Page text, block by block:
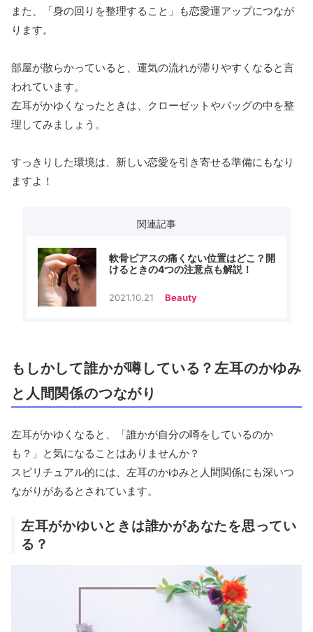
また、「身の回りを整理すること」も恋愛運アップにつなが
ります。
部屋が散らかっていると、運気の流れが滞りやすくなると言
われています。
左耳がかゆくなったときは、クローゼットやバッグの中を整
理してみましょう。
すっきりした環境は、新しい恋愛を引き寄せる準備にもなり
ますよ！
関連記事
軟骨ピアスの痛くない位置はどこ？開
けるときの4つの注意点も解説！
2021.10.21 Beauty
もしかして誰かが噂している？左耳のかゆみ
と人間関係のつながり
左耳がかゆくなると、「誰かが自分の噂をしているのか
も？」と気になることはありませんか？
スピリチュアル的には、左耳のかゆみと人間関係にも深いつ
ながりがあるとされています。
左耳がかゆいときは誰かがあなたを思ってい
る？